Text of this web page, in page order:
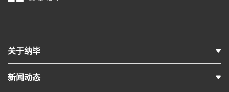
关于纳毕
新闻动态